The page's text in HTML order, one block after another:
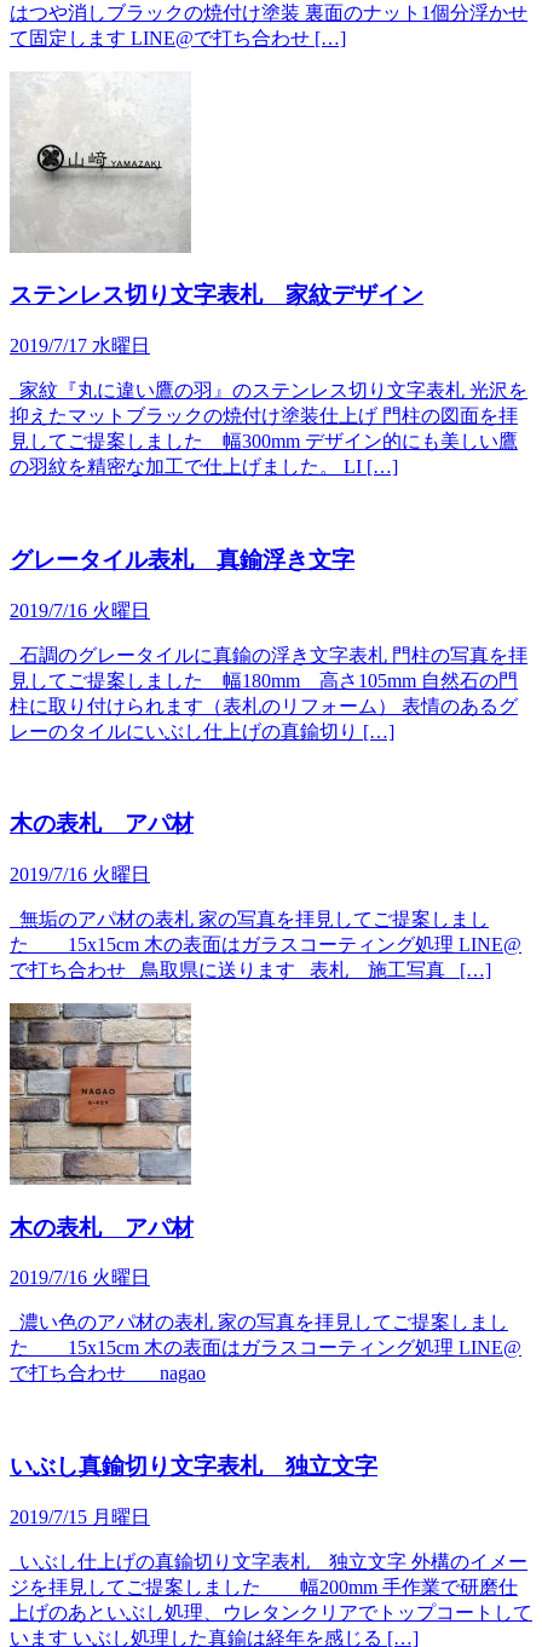
はつや消しブラックの焼付け塗装 裏面のナット1個分浮かせ
て固定します LINE@で打ち合わせ […]
ステンレス切り文字表札 家紋デザイン
2019/7/17 水曜日
家紋『丸に違い鷹の羽』のステンレス切り文字表札 光沢を
抑えたマットブラックの焼付け塗装仕上げ 門柱の図面を拝
見してご提案しました 幅300mm デザイン的にも美しい鷹
の羽紋を精密な加工で仕上げました。 LI […]
グレータイル表札 真鍮浮き文字
2019/7/16 火曜日
石調のグレータイルに真鍮の浮き文字表札 門柱の写真を拝
見してご提案しました 幅180mm 高さ105mm 自然石の門
柱に取り付けられます（表札のリフォーム） 表情のあるグ
レーのタイルにいぶし仕上げの真鍮切り […]
木の表札 アパ材
2019/7/16 火曜日
無垢のアパ材の表札 家の写真を拝見してご提案しまし
た 15x15cm 木の表面はガラスコーティング処理 LINE@
で打ち合わせ 鳥取県に送ります 表札 施工写真 […]
木の表札 アパ材
2019/7/16 火曜日
濃い色のアパ材の表札 家の写真を拝見してご提案しまし
た 15x15cm 木の表面はガラスコーティング処理 LINE@
で打ち合わせ nagao
いぶし真鍮切り文字表札 独立文字
2019/7/15 月曜日
いぶし仕上げの真鍮切り文字表札 独立文字 外構のイメー
ジを拝見してご提案しました 幅200mm 手作業で研磨仕
上げのあといぶし処理、ウレタンクリアでトップコートして
います いぶし処理した真鍮は経年を感じる […]